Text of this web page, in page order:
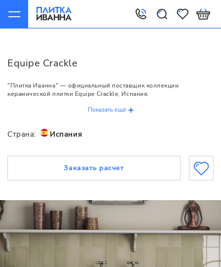
Equipe Crackle
"Плитка Иванна" — официальный поставщик коллекции
керамической плитки Equipe Crackle, Испания.
Показать ещё
Страна: Испания
Заказать расчет